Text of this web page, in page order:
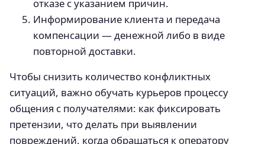
отказе с указанием причин.
Информирование клиента и передача
компенсации — денежной либо в виде
повторной доставки.
Чтобы снизить количество конфликтных
ситуаций, важно обучать курьеров процессу
общения с получателями: как фиксировать
претензии, что делать при выявлении
повреждений, когда обращаться к оператору